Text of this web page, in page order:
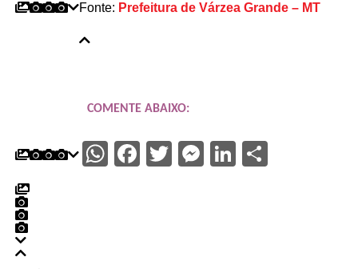
Fonte: Prefeitura de Várzea Grande – MT
COMENTE ABAIXO:
WhatsApp
Facebook
Twitter
Messenger
LinkedIn